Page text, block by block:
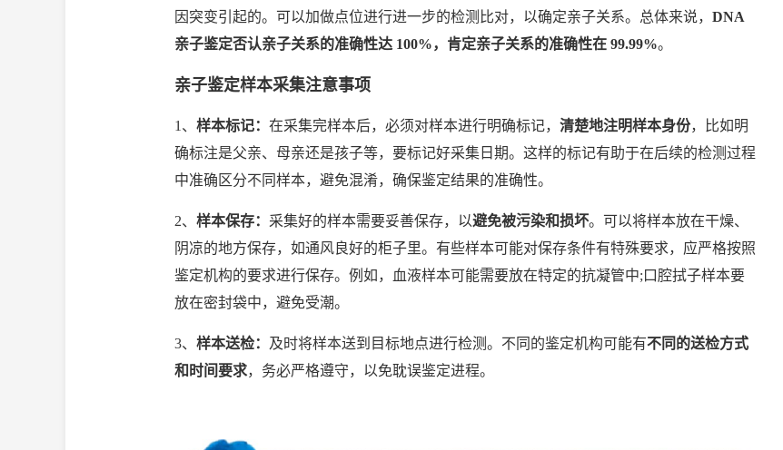
因突变引起的。可以加做点位进行进一步的检测比对，以确定亲子关系。总体来说， DNA
亲子鉴定否认亲子关系的准确性达 100%，肯定亲子关系的准确性在 99.99%。
亲子鉴定样本采集注意事项
1、 样本标记： 在采集完样本后，必须对样本进行明确标记， 清楚地注明样本身份，比如明
确标注是父亲、母亲还是孩子等，要标记好采集日期。这样的标记有助于在后续的检测过程
中准确区分不同样本，避免混淆，确保鉴定结果的准确性。
2、 样本保存： 采集好的样本需要妥善保存，以避免被污染和损坏。可以将样本放在干燥、
阴凉的地方保存，如通风良好的柜子里。有些样本可能对保存条件有特殊要求，应严格按照
鉴定机构的要求进行保存。例如，血液样本可能需要放在特定的抗凝管中;口腔拭子样本要
放在密封袋中，避免受潮。
3、 样本送检： 及时将样本送到目标地点进行检测。不同的鉴定机构可能有不同的送检方式
和时间要求，务必严格遵守，以免耽误鉴定进程。